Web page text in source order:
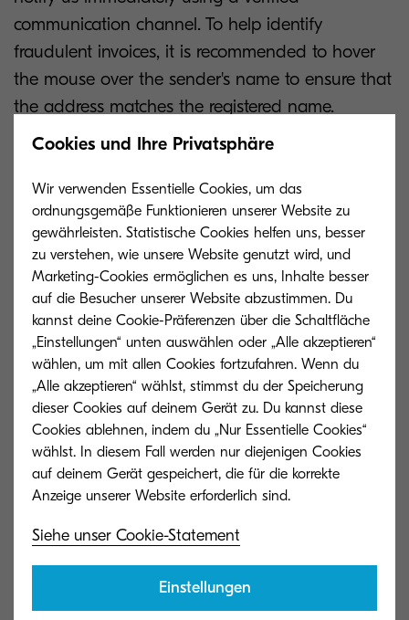
communication channel. To help identify
fraudulent invoices, it is recommended to hover
the mouse over the sender's name to ensure that
the address matches the registered name.
bitte seid wachsam gegenüber Betrugsversuchen
per E-Mail. Kyocera hat kürzlich von
manipulierten Rechnungen erfahren, die von
Cyberkriminellen verschickt wurden, die sich als
Vertriebsmitarbeitende oder Geschäftsführer von
Kyocera ausgaben.
Die Betrüger verwendeten gefälschte E-Mail-
Domains, die den legitimen E-Mail-Adressen von
Kyocera sehr ähnlich sind. Cyberkriminelle
versuchten auch, Kunden dazu zu bringen,
detaillierte Informationen über Transaktionen mit
Kyocera zu übermitteln und Zahlungen auf ein
falsches Konto zu überweisen.
Solltet ihr eine verdächtige Rechnung erhalten,
Cookies und Ihre Privatsphäre
Wir verwenden Essentielle Cookies, um das
ordnungsgemäße Funktionieren unserer Website zu
gewährleisten. Statistische Cookies helfen uns, besser
zu verstehen, wie unsere Website genutzt wird, und
Marketing-Cookies ermöglichen es uns, Inhalte besser
auf die Besucher unserer Website abzustimmen. Du
kannst deine Cookie-Präferenzen über die Schaltfläche
„Einstellungen“ unten auswählen oder „Alle akzeptieren“
wählen, um mit allen Cookies fortzufahren. Wenn du
„Alle akzeptieren“ wählst, stimmst du der Speicherung
dieser Cookies auf deinem Gerät zu. Du kannst diese
Cookies ablehnen, indem du „Nur Essentielle Cookies“
wählst. In diesem Fall werden nur diejenigen Cookies
auf deinem Gerät gespeichert, die für die korrekte
Siehe unser Cookie-Statement
Einstellungen